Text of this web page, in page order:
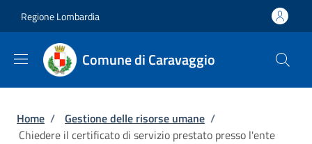
Regione Lombardia
Comune di Caravaggio
Briciole di pane
Home / Gestione delle risorse umane /
Chiedere il certificato di servizio prestato presso l'ente